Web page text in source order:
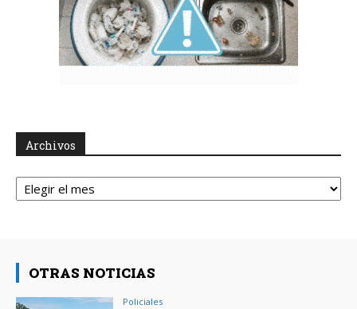
Archivos
Archivos
OTRAS NOTICIAS
Policiales